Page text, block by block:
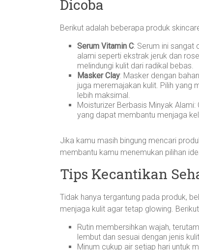
Dicoba
Berikut adalah beberapa produk
Serum Vitamin C: Serum ini sangat
alami seperti ekstrak jeruk dan
melindungi kulit dari radikal bebas.
Masker Clay: Masker dengan
juga meremajakan kulit. Pilih yang
lebih maksimal.
Moisturizer Berbasis Minyak
yang dapat membantu menjaga
Jika kamu masih bingung mencari
membantu kamu menemukan pilihan
Tips Kecantikan
Tidak hanya tergantung pada produk,
menjaga kulit agar tetap glowing.
Rutin membersihkan wajah,
lembut dan sesuai dengan jenis
Minum cukup air setiap hari untuk